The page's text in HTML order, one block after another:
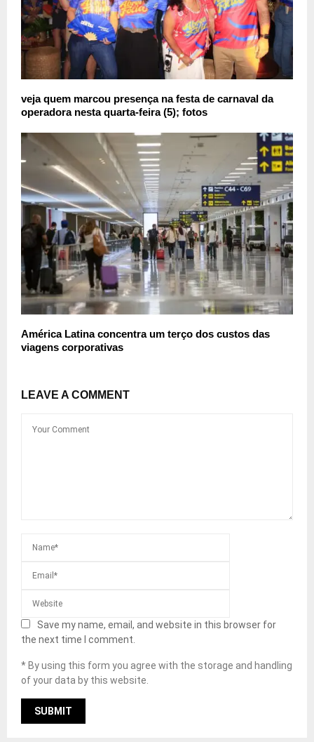
veja quem marcou presença na festa de carnaval da
operadora nesta quarta-feira (5); fotos
América Latina concentra um terço dos custos das
viagens corporativas
LEAVE A COMMENT
Save my name, email, and website in this browser for
the next time I comment.
* By using this form you agree with the storage and handling
of your data by this website.